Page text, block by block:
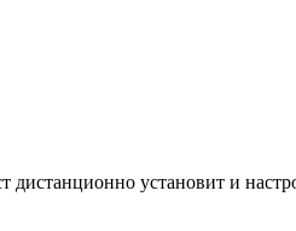
установит и